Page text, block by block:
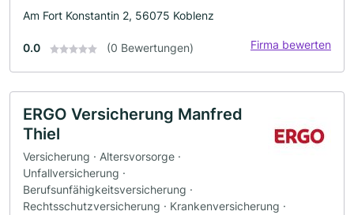
Am Fort Konstantin 2, 56075 Koblenz
0.0 (0 Bewertungen) Firma bewerten
ERGO Versicherung Manfred
Thiel
Versicherung · Altersvorsorge ·
Unfallversicherung ·
Berufsunfähigkeitsversicherung ·
Rechtsschutzversicherung · Krankenversicherung ·